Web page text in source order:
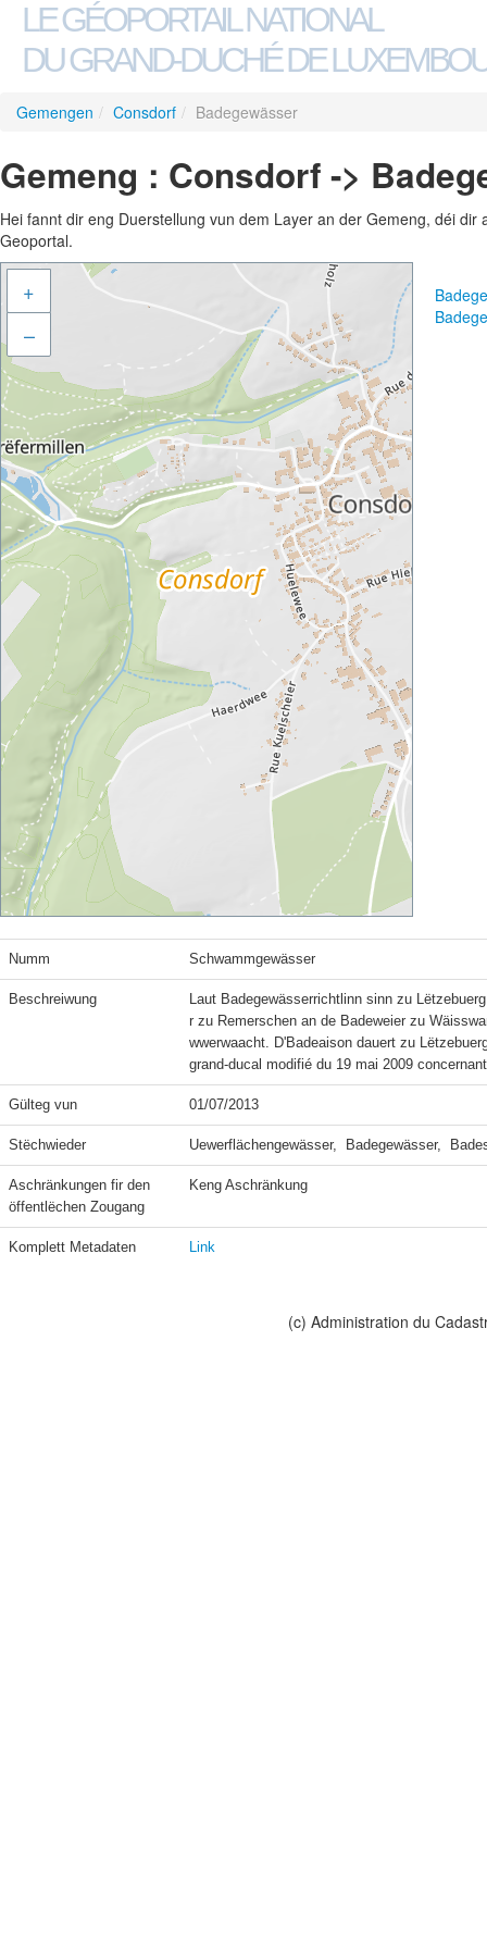
LE GÉOPORTAIL NATIONAL
DU GRAND-DUCHÉ DE
Gemengen / Consdorf / Badegewässer
Gemeng : Consdorf ->
Hei fannt dir eng Duerstellung vun dem Layer an der Gemeng, déi
Geoportal.
+
–
Numm Schwammgewässer
Beschreiwung
Laut Badegewässerrichtlinn sinn zu
r zu Remerschen an de Badeweier zu
wwerwaacht. D'Badeaison dauert zu
grand-ducal modifié du 19 mai 2009
Gülteg vun 01/07/2013
Stëchwieder Uewerflächengewässer,  Badegewässer,
Aschränkungen fir den
öffentlëchen Zougang
Keng Aschränkung
Komplett Metadaten Link
(c) Administration du